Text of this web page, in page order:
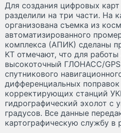
Для создания цифровых
разделили на три части. На
организована съемка из
автоматизированного
комплекса (АПИК) сделаны
KT отмечают, что для
высокоточный ГЛОНАСС/
спутникового
дифференциальных
корректирующих станций
гидрографический эхолот с
градусов. Все данные
картографическую службу в